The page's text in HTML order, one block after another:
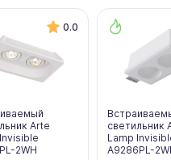
0.0
Arte
2WH
светильник
Lamp
A9286PL-